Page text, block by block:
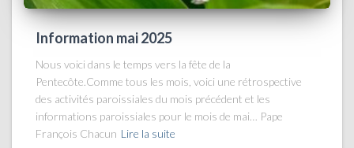
Information mai 2025
Nous voici dans le temps vers la fête de la
Pentecôte.Comme tous les mois, voici une rétrospective
des activités paroissiales du mois précédent et les
informations paroissiales pour le mois de mai… Pape
François Chacun Lire la suite